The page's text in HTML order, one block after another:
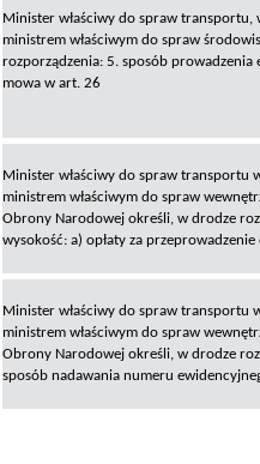
Minister właściwy do spraw transportu,
ministrem właściwym do spraw
rozporządzenia: 5. sposób prowadzenia
mowa w art. 26
Minister właściwy do spraw transportu
ministrem właściwym do spraw
Obrony Narodowej określi, w drodze
wysokość: a) opłaty za
Minister właściwy do spraw transportu
ministrem właściwym do spraw
Obrony Narodowej określi, w drodze
sposób nadawania numeru